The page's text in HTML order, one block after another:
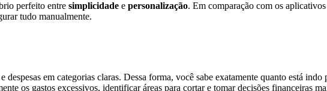
perfeito entre simplicidade e personalização. Em comparação com os
tudo manualmente.
em categorias claras. Dessa forma, você sabe exatamente quanto está
os gastos excessivos, identificar áreas para cortar e tomar decisões financeiras